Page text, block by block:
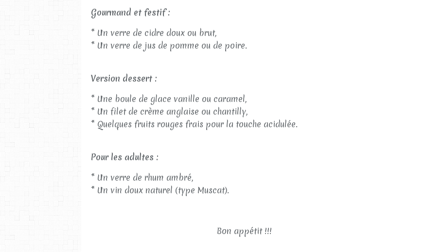
Gourmand et festif :
* Un verre de cidre doux ou brut,
* Un verre de jus de pomme ou de poire.
Version dessert :
* Une boule de glace vanille ou caramel,
* Un filet de crème anglaise ou chantilly,
* Quelques fruits rouges frais pour la touche acidulée.
Pour les adultes :
* Un verre de rhum ambré,
* Un vin doux naturel (type Muscat).
Bon appétit !!!